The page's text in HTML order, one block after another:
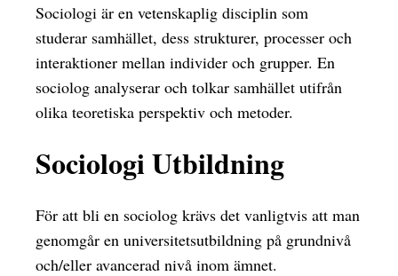
Sociologi är en vetenskaplig disciplin som
studerar samhället, dess strukturer, processer och
interaktioner mellan individer och grupper. En
sociolog analyserar och tolkar samhället utifrån
olika teoretiska perspektiv och metoder.
Sociologi Utbildning
För att bli en sociolog krävs det vanligtvis att man
genomgår en universitetsutbildning på grundnivå
och/eller avancerad nivå inom ämnet.